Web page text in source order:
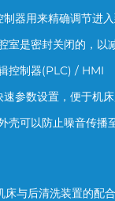
制器用来精确调节进
室是密封关闭的，以
控制器(PLC) / HMI
速参数设置，便于机
壳可以防止噪音传播
床与后清洗装置的配